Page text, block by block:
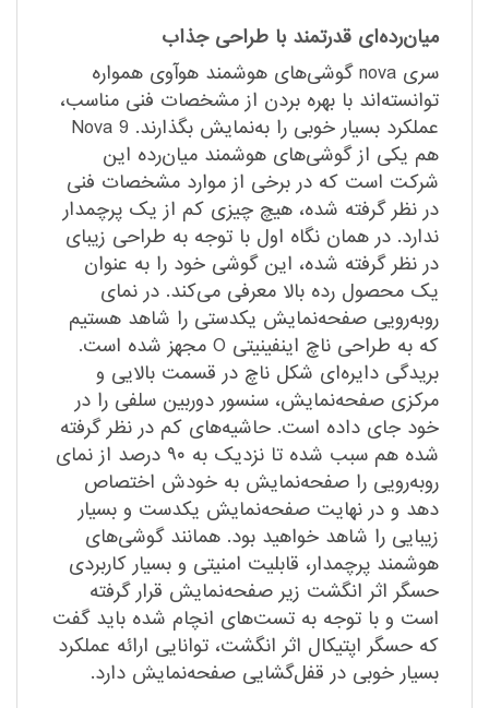
میان‌رده‌ای قدرتمند با طراحی جذاب
سری nova گوشی‌های هوشمند هوآوی همواره
توانسته‌اند با بهره بردن از مشخصات فنی مناسب،
عملکرد بسیار خوبی را به‌نمایش بگذارند. Nova 9
هم یکی از گوشی‌های هوشمند میان‌رده این
شرکت است که در برخی از موارد مشخصات فنی
در نظر گرفته شده، هیچ چیزی کم از یک پرچمدار
ندارد. در همان نگاه اول با توجه به طراحی زیبای
در نظر گرفته شده، این گوشی خود را به عنوان
یک محصول رده بالا معرفی می‌کند. در نمای
رو‌به‌رویی صفحه‌نمایش یکدستی را شاهد هستیم
که به طراحی ناچ اینفینیتی O مجهز شده است.
بریدگی دایره‌ای شکل ناچ در قسمت بالایی و
مرکزی صفحه‌نمایش، سنسور دوربین سلفی را در
خود جای داده است. حاشیه‌های کم در نظر گرفته
شده هم سبب شده تا نزدیک به ۹۰ درصد از نمای
رو‌به‌رویی را صفحه‌نمایش به خودش اختصاص
دهد و در نهایت صفحه‌نمایش یکدست و بسیار
زیبایی را شاهد خواهید بود. همانند گوشی‌های
هوشمند پرچمدار، قابلیت امنیتی و بسیار کاربردی
حسگر اثر انگشت زیر صفحه‌نمایش قرار گرفته
است و با توجه به تست‌های انچام شده باید گفت
که حسگر اپتیکال اثر انگشت، توانایی ارائه عملکرد
بسیار خوبی در قفل‌گشایی صفحه‌نمایش دارد.